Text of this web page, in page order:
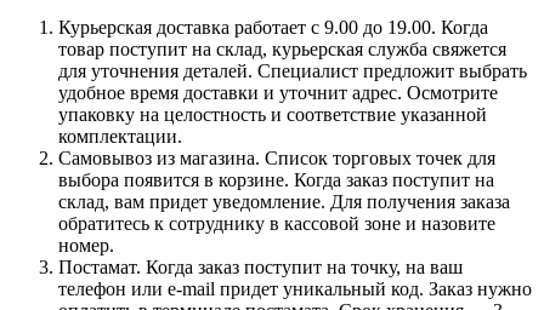
Курьерская доставка работает с 9.00 до 19.00. Когда
товар поступит на склад, курьерская служба свяжется
для уточнения деталей. Специалист предложит выбрать
удобное время доставки и уточнит адрес. Осмотрите
упаковку на целостность и соответствие указанной
комплектации.
Самовывоз из магазина. Список торговых точек для
выбора появится в корзине. Когда заказ поступит на
склад, вам придет уведомление. Для получения заказа
обратитесь к сотруднику в кассовой зоне и назовите
номер.
Постамат. Когда заказ поступит на точку, на ваш
телефон или e-mail придет уникальный код. Заказ нужно